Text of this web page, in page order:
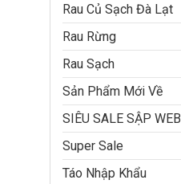
Rau Củ Sạch Đà Lạt
Rau Rừng
Rau Sạch
Sản Phẩm Mới Về
SIÊU SALE SẬP WEB
Super Sale
Táo Nhập Khẩu